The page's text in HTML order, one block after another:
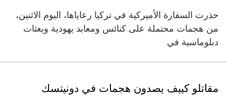
حذرت السفارة الأميركية في تركيا رعاياها، اليوم الاثنين،
من هجمات محتملة على كنائس ومعابد يهودية وبعثات
دبلوماسية في
مقاتلو كييف يصدون هجمات في دونيتسك